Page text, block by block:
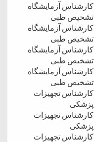
کارشناس آزمایشگاه
تشخیص طبی
کارشناس آزمایشگاه
تشخیص طبی
کارشناس آزمایشگاه
تشخیص طبی
کارشناس آزمایشگاه
تشخیص طبی
کارشناس تجهیزات
پزشکی
کارشناس تجهیزات
پزشکی
کارشناس تجهیزات